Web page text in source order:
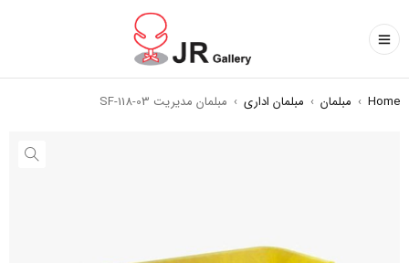
Home
› مبلمان › مبلمان اداری › مبلمان مدیریت SF-118-03